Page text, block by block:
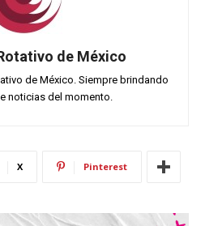
de México
de México. Siempre brindando
noticias del momento.
X Pinterest